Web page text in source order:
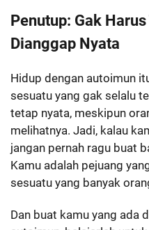
Penutup: Gak
Dianggap Nyata
Hidup dengan autoimun
sesuatu yang gak selalu
tetap nyata, meskipun
melihatnya. Jadi, kalau
jangan pernah ragu buat
Kamu adalah pejuang
sesuatu yang banyak
Dan buat kamu yang ada